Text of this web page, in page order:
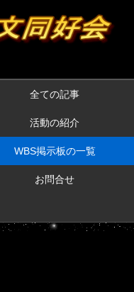
全ての記事
活動の紹介
WBS掲示板の一覧
お問合せ